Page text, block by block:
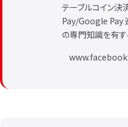
テーブルコイン決
Pay/Google Pay
の専門知識を有す